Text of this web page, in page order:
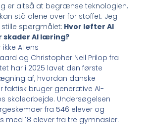
er altså at begrænse teknologien,
stå alene over for stoffet. Jeg
spørgmålet: Hvor løfter AI
AI læring?
AI ens
og Christopher Neil Prilop fra
har i 2025 lavet den første
af, hvordan danske
faktisk bruger generative AI-
skolearbejde. Undersøgelsen
fra 546 elever og
med 18 elever fra tre gymnasier.